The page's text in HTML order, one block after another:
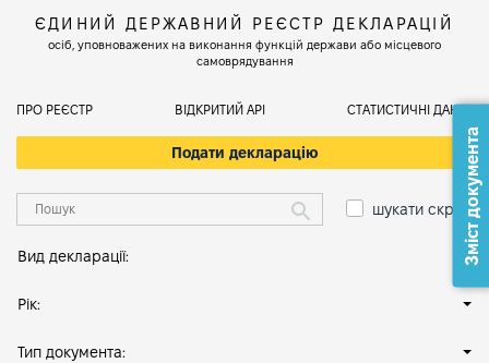
ЄДИНИЙ ДЕРЖАВНИЙ РЕЄСТР ДЕКЛАРАЦІЙ
осіб, уповноважених на виконання функцій держави або місцевого
самоврядування
ПРО РЕЄСТР ВІДКРИТИЙ АРІ СТАТИСТИЧНІ ДАНІ
Подати декларацію
шукати скрізь
Вид декларації:
Рік:
Тип документа:
Зміст документа